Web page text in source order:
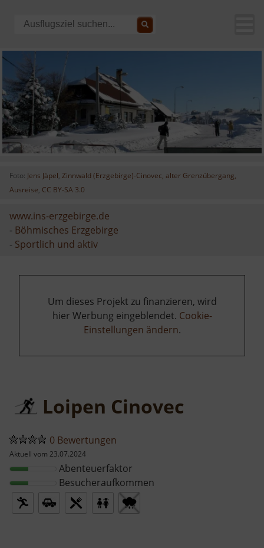
Foto: Jens Jäpel, Zinnwald (Erzgebirge)-Cinovec, alter Grenzübergang,
Ausreise, CC BY-SA 3.0
www.ins-erzgebirge.de
- Böhmisches Erzgebirge
- Sportlich und aktiv
Um dieses Projekt zu finanzieren, wird
hier Werbung eingeblendet. Cookie-
Einstellungen ändern.
Loipen Cinovec
0 Bewertungen
Aktuell vom 23.07.2024
Abenteuerfaktor
Besucheraufkommen